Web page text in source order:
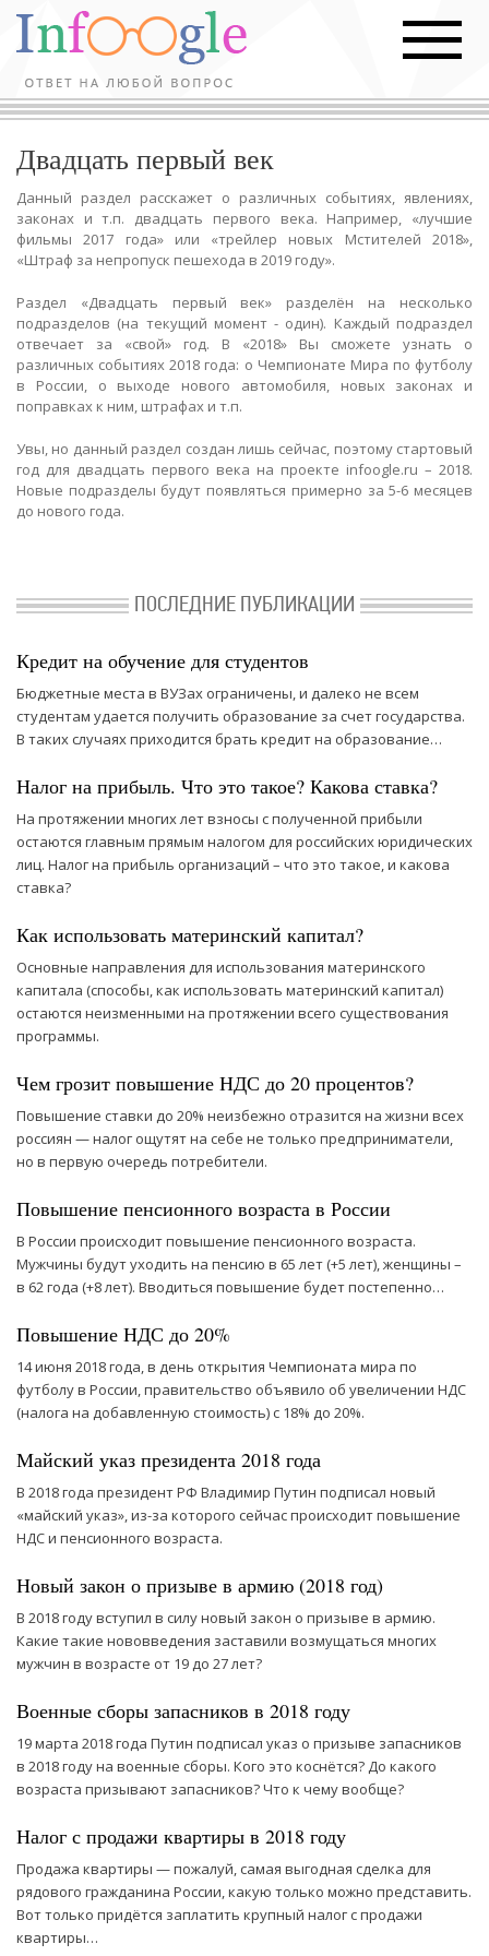
Двадцать первый век
Данный раздел расскажет о различных событиях, явлениях,
законах и т.п. двадцать первого века. Например, «лучшие
фильмы 2017 года» или «трейлер новых Мстителей 2018»,
«Штраф за непропуск пешехода в 2019 году».
Раздел «Двадцать первый век» разделён на несколько
подразделов (на текущий момент - один). Каждый подраздел
отвечает за «свой» год. В «2018» Вы сможете узнать о
различных событиях 2018 года: о Чемпионате Мира по футболу
в России, о выходе нового автомобиля, новых законах и
поправках к ним, штрафах и т.п.
Увы, но данный раздел создан лишь сейчас, поэтому стартовый
год для двадцать первого века на проекте infoogle.ru – 2018.
Новые подразделы будут появляться примерно за 5-6 месяцев
до нового года.
ПОСЛЕДНИЕ ПУБЛИКАЦИИ
Кредит на обучение для студентов
Бюджетные места в ВУЗах ограничены, и далеко не всем
студентам удается получить образование за счет государства.
В таких случаях приходится брать кредит на образование…
Налог на прибыль. Что это такое? Какова ставка?
На протяжении многих лет взносы с полученной прибыли
остаются главным прямым налогом для российских юридических
лиц. Налог на прибыль организаций – что это такое, и какова
ставка?
Как использовать материнский капитал?
Основные направления для использования материнского
капитала (способы, как использовать материнский капитал)
остаются неизменными на протяжении всего существования
программы.
Чем грозит повышение НДС до 20 процентов?
Повышение ставки до 20% неизбежно отразится на жизни всех
россиян — налог ощутят на себе не только предприниматели,
но в первую очередь потребители.
Повышение пенсионного возраста в России
В России происходит повышение пенсионного возраста.
Мужчины будут уходить на пенсию в 65 лет (+5 лет), женщины –
в 62 года (+8 лет). Вводиться повышение будет постепенно…
Повышение НДС до 20%
14 июня 2018 года, в день открытия Чемпионата мира по
футболу в России, правительство объявило об увеличении НДС
(налога на добавленную стоимость) с 18% до 20%.
Майский указ президента 2018 года
В 2018 года президент РФ Владимир Путин подписал новый
«майский указ», из-за которого сейчас происходит повышение
НДС и пенсионного возраста.
Новый закон о призыве в армию (2018 год)
В 2018 году вступил в силу новый закон о призыве в армию.
Какие такие нововведения заставили возмущаться многих
мужчин в возрасте от 19 до 27 лет?
Военные сборы запасников в 2018 году
19 марта 2018 года Путин подписал указ о призыве запасников
в 2018 году на военные сборы. Кого это коснётся? До какого
возраста призывают запасников? Что к чему вообще?
Налог с продажи квартиры в 2018 году
Продажа квартиры — пожалуй, самая выгодная сделка для
рядового гражданина России, какую только можно представить.
Вот только придётся заплатить крупный налог с продажи
квартиры…